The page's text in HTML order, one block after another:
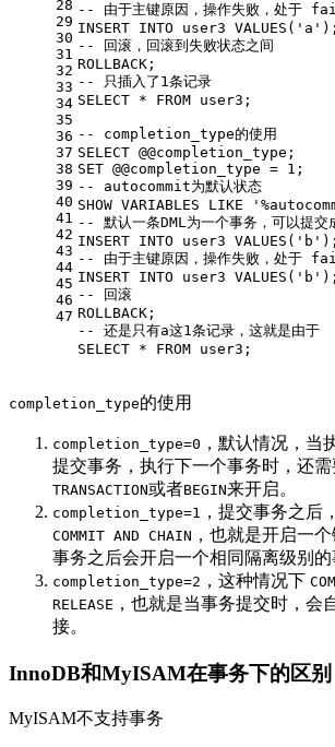
28
29
30
31
32
33
34
35
36
37
38
39
40
41
42
43
44
45
46
47
-- 由于主键原因，操作失败，处于
INSERT INTO user3 VALUES ( 'a' );
-- 回滚，回滚到失败状态之间
ROLLBACK ;
-- 只插入了1条记录
SELECT * FROM user3;
-- completion_type的使用
SELECT @@completion_type ;
SET @@completion_type = 1 ;
-- autocommit为默认状态
SHOW VARIABLES LIKE
-- 默认一条DML为一个事务，可以提交
INSERT INTO user3 VALUES ( 'b'
-- 由于主键原因，操作失败，处于
INSERT INTO user3 VALUES ( 'b' );
-- 回滚
ROLLBACK ;
-- 还是只有a这1条记录，这就是由
SELECT * FROM user3;
completion_type的使用
completion_type=0 ，默认情况，当
提交事务，执行下一个事务时，还需
TRANSACTION或者BEGIN来开启。
completion_type=1 ，提交事务之后
COMMIT AND CHAIN ，也就是开启一
事务之后会开启一个相同隔离级别的
completion_type=2 ，这种情况下
RELEASE ，也就是当事务提交时，会
接。
InnoDB和MyISAM在事务下的区别
MyISAM不支持事务